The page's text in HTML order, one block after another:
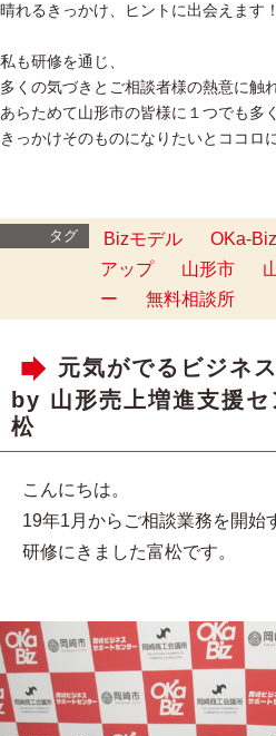
晴れるきっかけ、ヒントに出会えます！
私も研修を通じ、
多くの気づきとご相談者様の熱意に触
あらためて山形市の皆様に１つでも多
きっかけそのものになりたいとココロ
タグ Bizモデル OKa-Biz
アップ
山形市
ー
無料相談所
元気がでるビジネ
by 山形売上増進支援
松
こんにちは。
19年1月からご相談業務を開始
研修にきました富松です。